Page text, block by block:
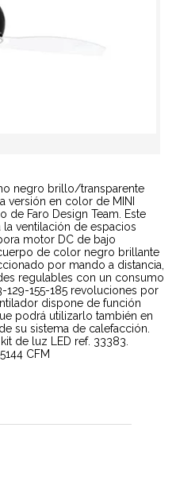
negro brillo/transparente
versión en color de MINI
de Faro Design Team. Este
ventilación de espacios
motor DC de bajo
de color negro brillante
por mando a distancia,
regulables con un consumo
129-155-185 revoluciones por
dispone de función
podrá utilizarlo también en
su sistema de calefacción.
de luz LED ref. 33383.
CFM